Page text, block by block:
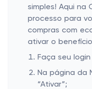
simples! Aqui na
processo para
compras com
ativar o
Faça seu
Na página da
“Ativar”;